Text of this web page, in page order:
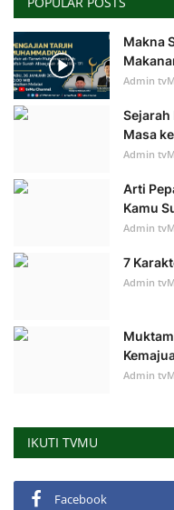
Makna
Admin
Masa
Admin
Arti
Kamu
Admin
7
Admin
Admin
IKUTI TVMU
Facebook